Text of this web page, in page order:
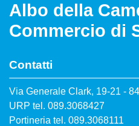
Albo della
Commercio di
Contatti
Via Generale Clark, 19-21 -
URP tel. 089.3068427
Portineria tel. 089.3068111